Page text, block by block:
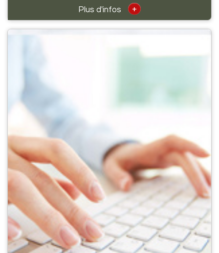
Plus d'infos +